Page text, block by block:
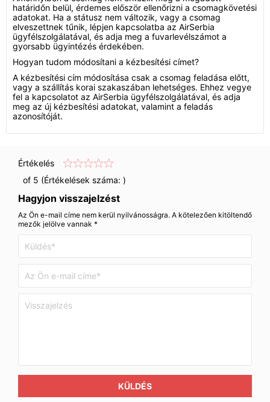
határidőn belül, érdemes először ellenőrizni a csomagkövetési
adatokat. Ha a státusz nem változik, vagy a csomag
elveszettnek tűnik, lépjen kapcsolatba az AirSerbia
ügyfélszolgálatával, és adja meg a fuvarlevélszámot a
gyorsabb ügyintézés érdekében.
Hogyan tudom módosítani a kézbesítési címet?
A kézbesítési cím módosítása csak a csomag feladása előtt,
vagy a szállítás korai szakaszában lehetséges. Ehhez vegye
fel a kapcsolatot az AirSerbia ügyfélszolgálatával, és adja
meg az új kézbesítési adatokat, valamint a feladás
azonosítóját.
Értékelés
of 5 (Értékelések száma: )
Hagyjon visszajelzést
Az Ön e-mail címe nem kerül nyilvánosságra. A kötelezően kitöltendő
mezők jelölve vannak *
KÜLDÉS